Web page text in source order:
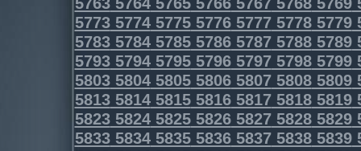
5773577457755776577757785779
5783578457855786578757885789
5793579457955796579757985799
5803580458055806580758085809
5813581458155816581758185819
5823582458255826582758285829
5833583458355836583758385839